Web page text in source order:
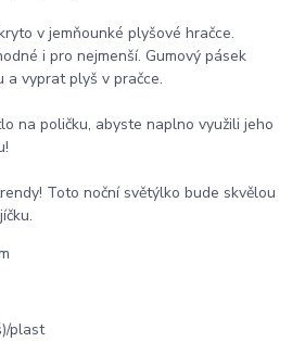
v jemňounké plyšové hračce.
i pro nejmenší. Gumový pásek
a vyprat plyš v pračce.
na poličku, abyste naplno využili jeho
Toto noční světýlko bude skvělou
plast